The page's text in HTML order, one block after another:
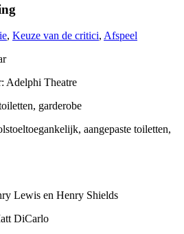
, Keuze van de critici, Afspeel
Adelphi Theatre
garderobe
aangepaste toiletten,
Lewis en Henry Shields
DiCarlo